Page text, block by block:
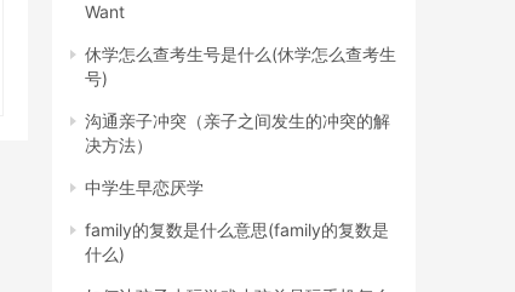
Want
休学怎么查考生号是什么(休学怎么查考生
号)
沟通亲子冲突（亲子之间发生的冲突的解
决方法）
中学生早恋厌学
family的复数是什么意思(family的复数是
什么)